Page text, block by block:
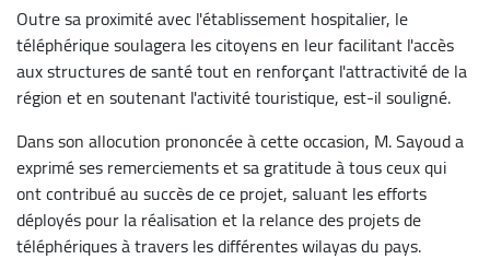
Outre sa proximité avec l'établissement hospitalier, le
téléphérique soulagera les citoyens en leur facilitant l'accès
aux structures de santé tout en renforçant l'attractivité de la
région et en soutenant l'activité touristique, est-il souligné.
Dans son allocution prononcée à cette occasion, M. Sayoud a
exprimé ses remerciements et sa gratitude à tous ceux qui
ont contribué au succès de ce projet, saluant les efforts
déployés pour la réalisation et la relance des projets de
téléphériques à travers les différentes wilayas du pays.